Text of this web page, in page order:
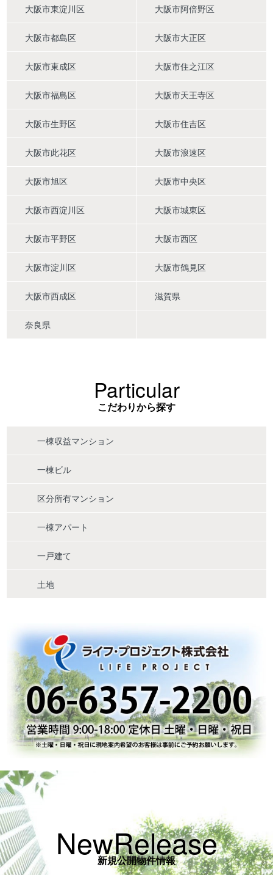
大阪市東淀川区 大阪市阿倍野区
大阪市都島区 大阪市大正区
大阪市東成区 大阪市住之江区
大阪市福島区 大阪市天王寺区
大阪市生野区 大阪市住吉区
大阪市此花区 大阪市浪速区
大阪市旭区 大阪市中央区
大阪市西淀川区 大阪市城東区
大阪市平野区 大阪市西区
大阪市淀川区 大阪市鶴見区
大阪市西成区 滋賀県
奈良県
Particular
こだわりから探す
一棟収益マンション
一棟ビル
区分所有マンション
一棟アパート
一戸建て
土地
NewRelease
新規公開物件情報